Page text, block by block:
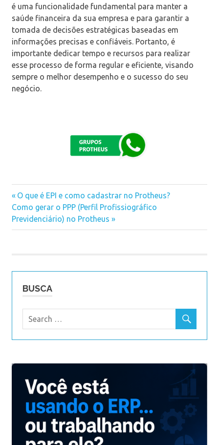
é uma funcionalidade fundamental para manter a
saúde financeira da sua empresa e para garantir a
tomada de decisões estratégicas baseadas em
informações precisas e confiáveis. Portanto, é
importante dedicar tempo e recursos para realizar
esse processo de forma regular e eficiente, visando
sempre o melhor desempenho e o sucesso do seu
negócio.
Navegação
de
Previous
Post:
O que é EPI e como cadastrar no Protheus?
Next
Post:
Como gerar o PPP (Perfil Profissiográfico
Previdenciário) no Protheus
BUSCA